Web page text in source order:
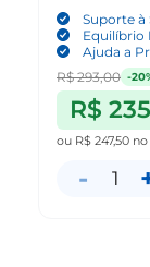
Suporte à
Equilíbrio
Ajuda a
R$ 293,00 -
R$
ou R$ 247,50 no
- 1